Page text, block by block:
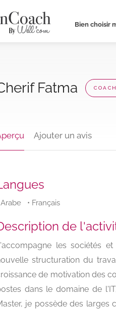
Bien choisir
Fatma
Ajouter un avis
Arabe • Français
de
les sociétés
structuration du
de motivation des
dans le domaine de
je possède des larges